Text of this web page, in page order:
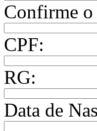
Confirme o
CPF:
RG:
Data de